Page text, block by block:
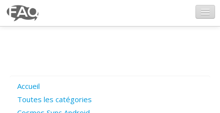
Poser une question
Accueil
Toutes les catégories